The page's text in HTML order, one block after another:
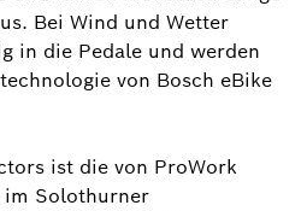
Bei Wind und Wetter
in die Pedale und werden
von Bosch eBike
ist die von ProWork
im Solothurner